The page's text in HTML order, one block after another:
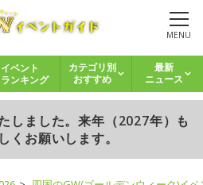
MENU
イベント
ランキング
カテゴリ別
おすすめ
最新
ニュース
しました。来年（2027年）も
くお願いします。